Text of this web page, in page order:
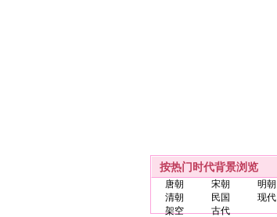
按热门时代背景浏览
唐朝 宋朝
明朝
清朝
民国
现代
架空
古代